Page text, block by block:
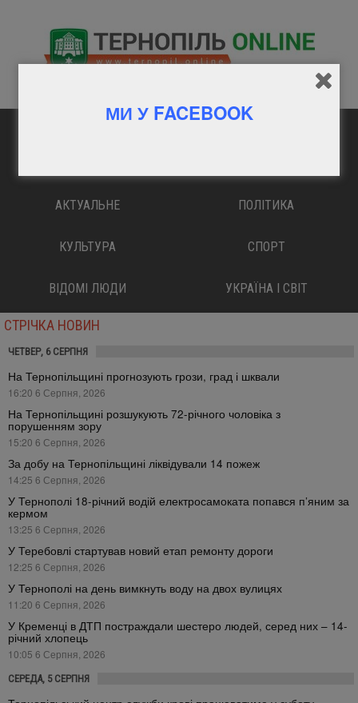
АКТУАЛЬНЕ ПОЛІТИКА
КУЛЬТУРА СПОРТ
ВІДОМІ ЛЮДИ УКРАЇНА І СВІТ
СТРІЧКА НОВИН
ЧЕТВЕР, 6 СЕРПНЯ
На Тернопільщині прогнозують грози, град і шквали
16:20 6 Серпня, 2026
На Тернопільщині розшукують 72-річного чоловіка з
порушенням зору
15:20 6 Серпня, 2026
За добу на Тернопільщині ліквідували 14 пожеж
14:25 6 Серпня, 2026
У Тернополі 18-річний водій електросамоката попався п’яним за
кермом
13:25 6 Серпня, 2026
У Теребовлі стартував новий етап ремонту дороги
12:25 6 Серпня, 2026
У Тернополі на день вимкнуть воду на двох вулицях
11:20 6 Серпня, 2026
У Кременці в ДТП постраждали шестеро людей, серед них – 14-
річний хлопець
10:05 6 Серпня, 2026
СЕРЕДА, 5 СЕРПНЯ
МИ У FACEBOOK